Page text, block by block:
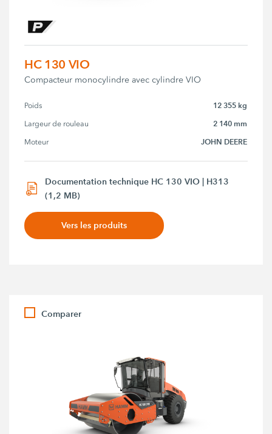
HC 130 VIO
Compacteur monocylindre avec cylindre VIO
Poids 12 355 kg
Largeur de rouleau 2 140 mm
Moteur JOHN DEERE
Documentation technique HC 130 VIO | H313
(1,2 MB)
Vers les produits
Comparer